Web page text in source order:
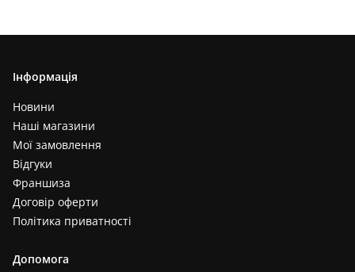
Інформація
Новини
Наші магазини
Мої замовлення
Відгуки
Франшиза
Договір оферти
Політика приватності
Допомога